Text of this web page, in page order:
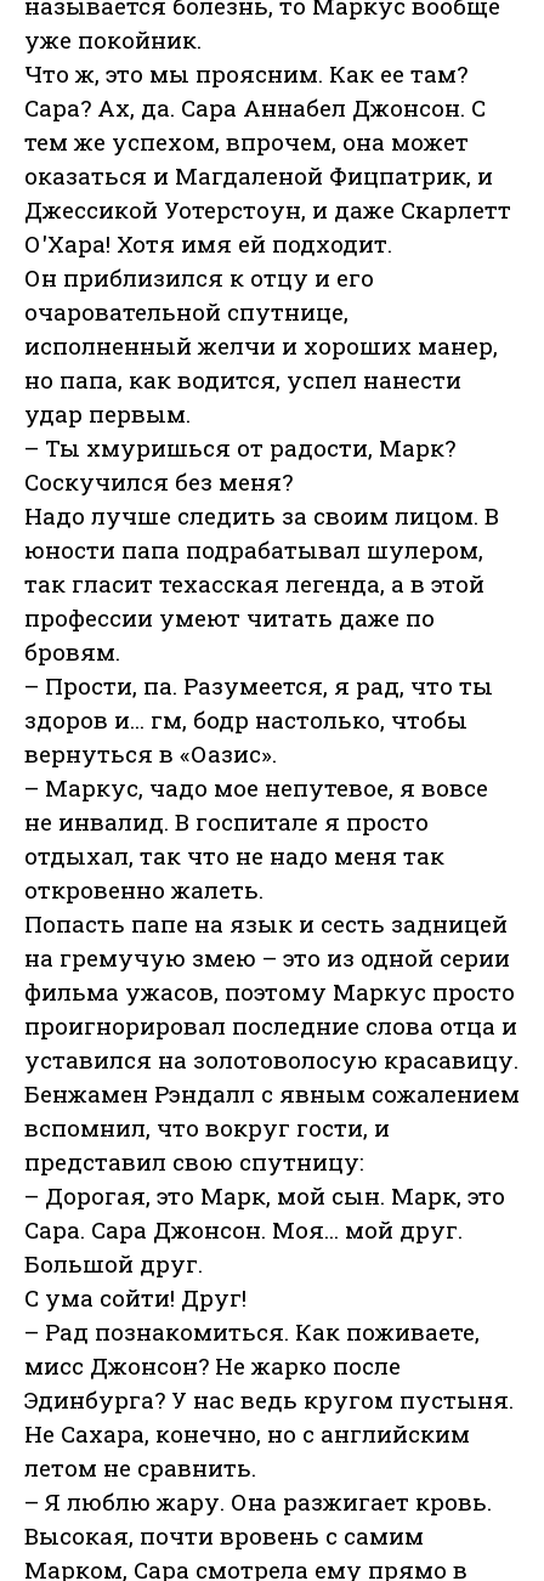
уже покойник.
Что ж, это мы проясним. Как ее там?
Сара? Ах, да. Сара Аннабел Джонсон. С
тем же успехом, впрочем, она может
оказаться и Магдаленой Фицпатрик, и
Джессикой Уотерстоун, и даже Скарлетт
О'Хара! Хотя имя ей подходит.
Он приблизился к отцу и его
очаровательной спутнице,
исполненный желчи и хороших манер,
но папа, как водится, успел нанести
удар первым.
– Ты хмуришься от радости, Марк?
Соскучился без меня?
Надо лучше следить за своим лицом. В
юности папа подрабатывал шулером,
так гласит техасская легенда, а в этой
профессии умеют читать даже по
бровям.
– Прости, па. Разумеется, я рад, что ты
здоров и... гм, бодр настолько, чтобы
вернуться в «Оазис».
– Маркус, чадо мое непутевое, я вовсе
не инвалид. В госпитале я просто
отдыхал, так что не надо меня так
откровенно жалеть.
Попасть папе на язык и сесть задницей
на гремучую змею – это из одной серии
фильма ужасов, поэтому Маркус просто
проигнорировал последние слова отца и
уставился на золотоволосую красавицу.
Бенжамен Рэндалл с явным сожалением
вспомнил, что вокруг гости, и
представил свою спутницу:
– Дорогая, это Марк, мой сын. Марк, это
Сара. Сара Джонсон. Моя... мой друг.
Большой друг.
С ума сойти! Друг!
– Рад познакомиться. Как поживаете,
мисс Джонсон? Не жарко после
Эдинбурга? У нас ведь кругом пустыня.
Не Сахара, конечно, но с английским
летом не сравнить.
– Я люблю жару. Она разжигает кровь.
Высокая, почти вровень с самим
Марком, Сара смотрела ему прямо в